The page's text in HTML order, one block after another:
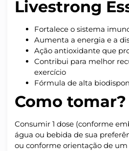
Livestrong
Fortalece o sistema
Aumenta a energia e a
Ação antioxidante que
Contribui para melhor
exercício
Fórmula de alta
Como tomar?
Consumir 1 dose (conforme
água ou bebida de sua
ou conforme orientação de